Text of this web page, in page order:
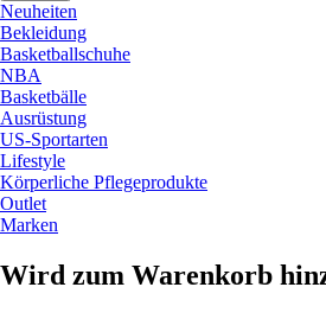
Neuheiten
Bekleidung
Basketballschuhe
NBA
Basketbälle
Ausrüstung
US-Sportarten
Lifestyle
Körperliche Pflegeprodukte
Outlet
Marken
Wird zum Warenkorb